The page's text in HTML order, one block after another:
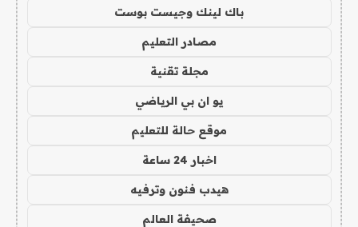
باك لينك وجيست بوست
مصادر التعليم
مجلة تقنية
يو ان بي الرياضي
موقع حالة للتعليم
اخبار 24 ساعة
هيدب فنون وترفيه
صحيفة العالم